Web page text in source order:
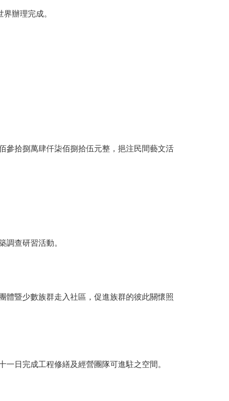
辦理完成。
參拾捌萬肆仟柒佰捌拾伍元整，挹注民間藝文活
調查研習活動。
體暨少數族群走入社區，促進族群的彼此關懷照
日完成工程修繕及經營團隊可進駐之空間。